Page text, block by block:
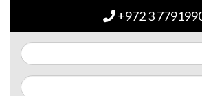
+972 3